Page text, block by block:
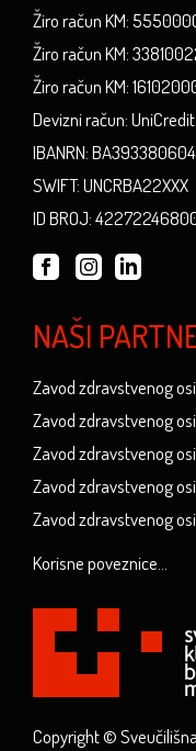
Žiro račun KM:
Žiro račun KM:
Žiro račun KM:
Devizni račun:
IBANRN:
SWIFT: UNCRBA22XXX
ID BROJ:
NAŠI
Zavod zdravstvenog
Zavod zdravstvenog
Zavod zdravstvenog
Zavod zdravstvenog
Zavod zdravstvenog
Korisne poveznice...
Copyright ©